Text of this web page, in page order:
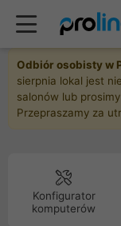
Odbiór osobisty w
sierpnia lokal jest
salonów lub
Przepraszamy za
Konfigurator
komputerów